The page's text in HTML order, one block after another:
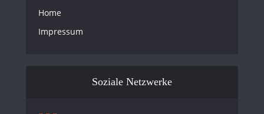
Home
Impressum
Soziale Netzwerke